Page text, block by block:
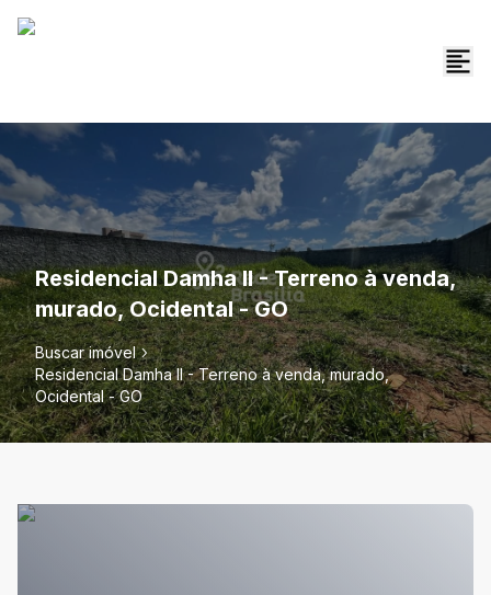
Residencial Damha II - Terreno à venda,
murado, Ocidental - GO
Buscar imóvel
Residencial Damha II - Terreno à venda, murado,
Ocidental - GO